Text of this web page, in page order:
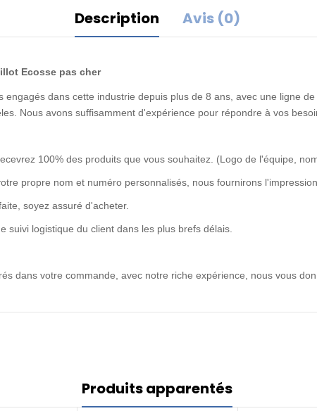
Description Avis (0)
Ecosse pas cher
dans cette industrie depuis plus de 8 ans, avec une ligne
Nous avons suffisamment d'expérience pour répondre à vos
100% des produits que vous souhaitez. (Logo de l'équipe,
propre nom et numéro personnalisés, nous fournirons
soyez assuré d'acheter.
logistique du client dans les plus brefs délais.
dans votre commande, avec notre riche expérience, nous vous
Produits apparentés